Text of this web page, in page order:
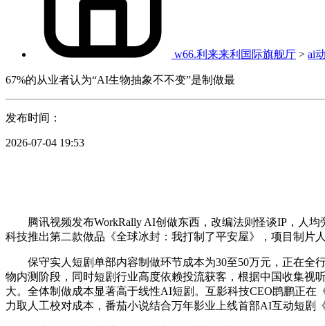
w66.利来来利国际旗舰厅 > ai
67%的从业者认为“AI生物抽象不不变”是制做最
发布时间：
2026-07-04 19:53
腾讯视频发布WorkRally AI创做东西，改编法则怪谈IP，人均
科技推出第二款做品《全球冰封：我打制了平安屋》，项目制片
保守实人短剧单部内容制做环节成本为30至50万元，正在全
物内测阶段，同时短剧行业高度依赖投流获客，根据中国收集视
大。全体制做成本显著高于线性AI短剧。互影科技CEO鹍鹏正
力取人工校对成本，番茄小说结合万年影业上线首部AI互动短剧《